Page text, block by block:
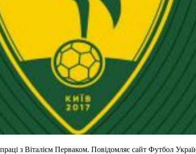
з Віталієм Перваком. Повідомляє сайт Футбол